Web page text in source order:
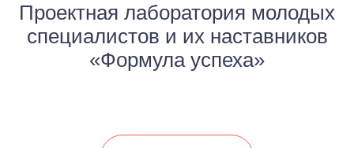
Проектная лаборатория молодых
специалистов и их наставников
«Формула успеха»